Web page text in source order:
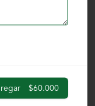
$60.000